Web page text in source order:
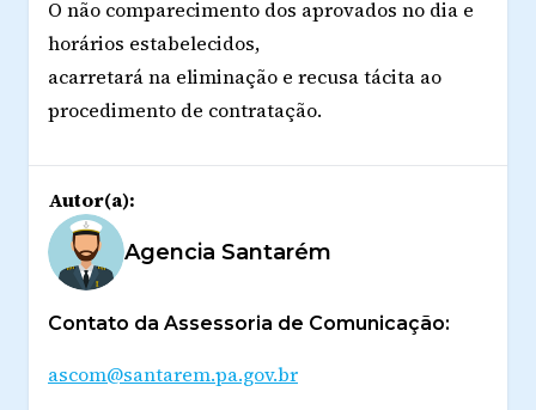
O não comparecimento dos aprovados no dia e
horários estabelecidos,
acarretará na eliminação e recusa tácita ao
procedimento de contratação.
Autor(a):
Agencia Santarém
Contato da Assessoria de Comunicação:
ascom@santarem.pa.gov.br